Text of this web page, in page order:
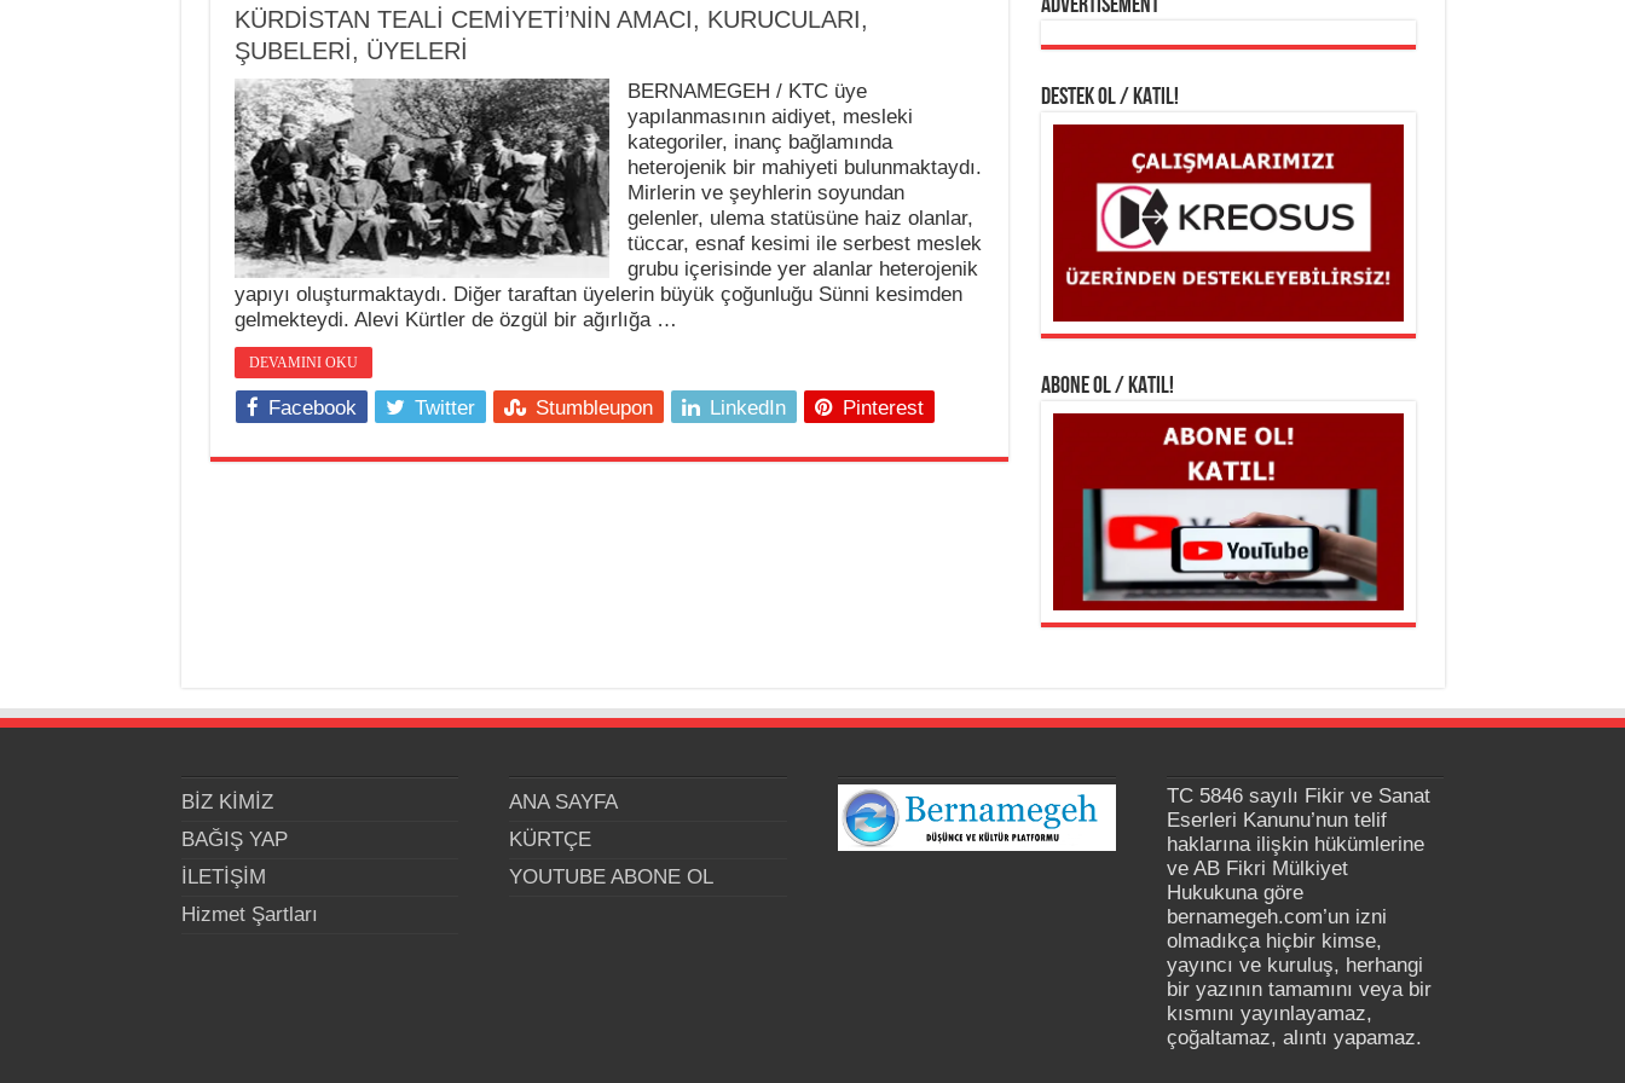
KÜRDİSTAN TEALİ CEMİYETİ’NİN AMACI, KURUCULARI,
ŞUBELERİ, ÜYELERİ
BERNAMEGEH / KTC üye
yapılanmasının aidiyet, mesleki
kategoriler, inanç bağlamında
heterojenik bir mahiyeti bulunmaktaydı.
Mirlerin ve şeyhlerin soyundan
gelenler, ulema statüsüne haiz olanlar,
tüccar, esnaf kesimi ile serbest meslek
grubu içerisinde yer alanlar heterojenik
yapıyı oluşturmaktaydı. Diğer taraftan üyelerin büyük çoğunluğu Sünni kesimden
gelmekteydi. Alevi Kürtler de özgül bir ağırlığa …
DEVAMINI OKU
Facebook Twitter Stumbleupon LinkedIn Pinterest
Advertisement
DESTEK OL / KATIL!
ABONE OL / KATIL!
BİZ KİMİZ
BAĞIŞ YAP
İLETİŞİM
Hizmet Şartları
ANA SAYFA
KÜRTÇE
YOUTUBE ABONE OL
TC 5846 sayılı Fikir ve Sanat
Eserleri Kanunu’nun telif
haklarına ilişkin hükümlerine
ve AB Fikri Mülkiyet
Hukukuna göre
bernamegeh.com’un izni
olmadıkça hiçbir kimse,
yayıncı ve kuruluş, herhangi
bir yazının tamamını veya bir
kısmını yayınlayamaz,
çoğaltamaz, alıntı yapamaz.